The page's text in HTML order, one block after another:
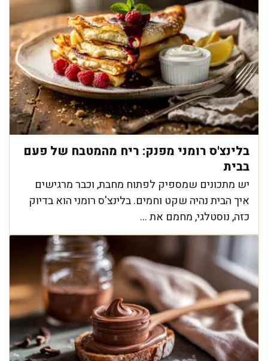
בלינצ'ס רומני מפנק: ריח מהמטבח של פעם
בבית
יש מתכונים שמספיק לפתוח מחבת, וכבר מרגישים
איך הבית נהיה שקט וחמים. בלינצ'ס רומני הוא בדיוק
כזה, נוסטלגי, מחמם את ...